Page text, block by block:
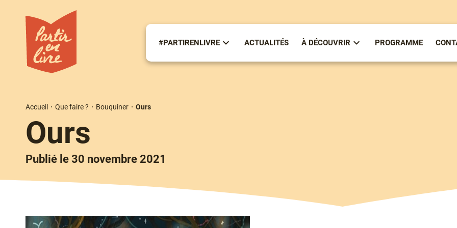
contenu
principal
#PARTIRENLIVRE
Sous-
#partirenlivre
ACTUALITÉS À DÉCOUVRIR
Sous-
À
PROGRAMME
d'Ariane
Accueil Que faire ? Bouquiner Ours
Ours
Publié le 30 novembre 2021